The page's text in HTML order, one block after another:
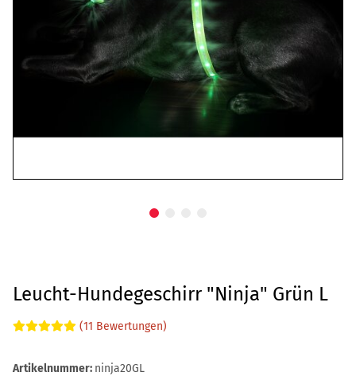
Leucht-Hundegeschirr "Ninja" Grün L
(11 Bewertungen)
Artikelnummer: ninja20GL